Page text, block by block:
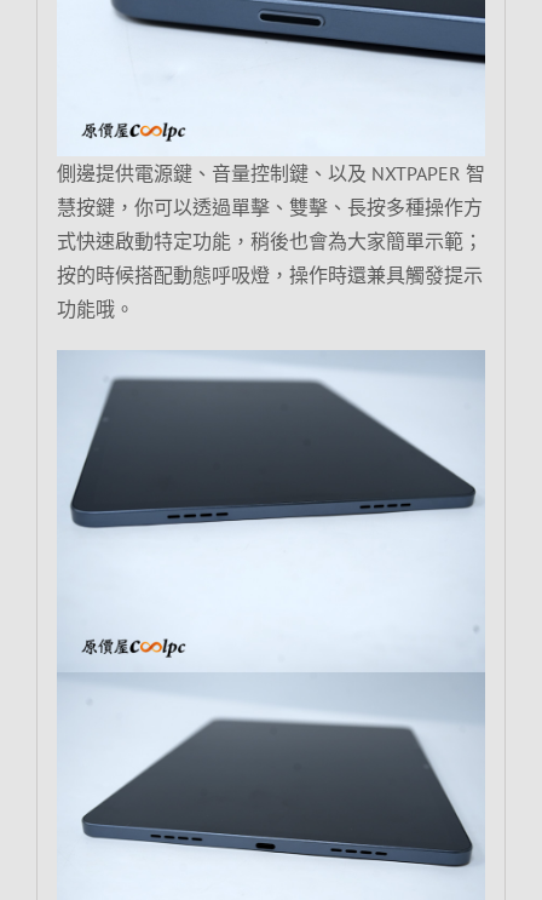
側邊提供電源鍵、音量控制鍵、以及 NXTPAPER 智
慧按鍵，你可以透過單擊、雙擊、長按多種操作方
式快速啟動特定功能，稍後也會為大家簡單示範；
按的時候搭配動態呼吸燈，操作時還兼具觸發提示
功能哦。